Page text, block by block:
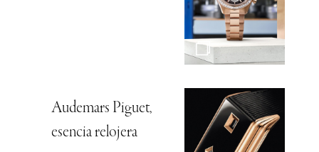
Audemars Piguet,
esencia relojera